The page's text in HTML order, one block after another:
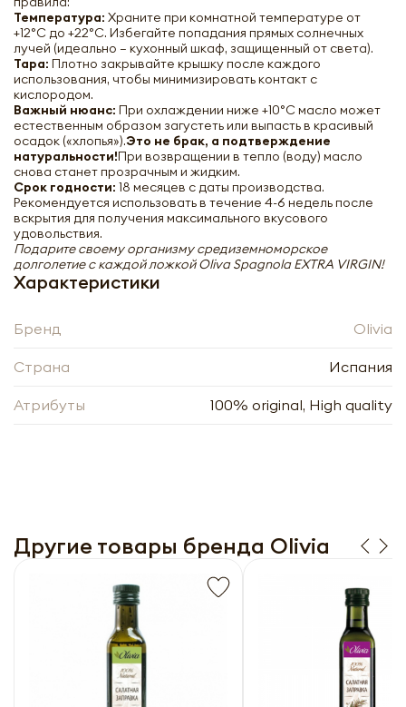
Температура: Храните при комнатной температуре от
+12°C до +22°C. Избегайте попадания прямых солнечных
лучей (идеально — кухонный шкаф, защищенный от света).
Тара: Плотно закрывайте крышку после каждого
использования, чтобы минимизировать контакт с
кислородом.
Важный нюанс: При охлаждении ниже +10°C масло может
естественным образом загустеть или выпасть в красивый
осадок («хлопья»).Это не брак, а подтверждение
натуральности!При возвращении в тепло (воду) масло
снова станет прозрачным и жидким.
Срок годности: 18 месяцев с даты производства.
Рекомендуется использовать в течение 4-6 недель после
вскрытия для получения максимального вкусового
удовольствия.
Подарите своему организму средиземноморское
долголетие с каждой ложкой Oliva Spagnola EXTRA VIRGIN!
Характеристики
Бренд Olivia
Страна Испания
Атрибуты 100% original, High quality
Другие товары бренда Olivia
Нажимая кнопку «Отправить», я даю своё согласие
на обработку моих персональных данных, в
соответствии с Федеральным законом от
27.07.2006 года № 152-ФЗ «О персональных
данных», на условиях и для целей, определённых в
Согласии на обработку
Заполняя форму я даю свое согласие на email
рассылку
- +
Нажимая кнопку «Оформить», я даю своё согласие
на обработку моих персональных данных, в
соответствии с Федеральным законом от
27.07.2006 года № 152-ФЗ «О персональных
данных», на условиях и для целей, определённых в
Согласии на обработкуперсональных данных
Заполняя форму я даю свое согласие на email
рассылку